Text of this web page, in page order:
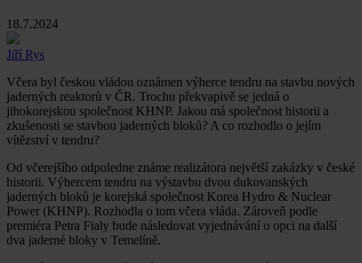
18.7.2024
Jiří Rys
Včera byl českou vládou oznámen výherce tendru na stavbu nových
jaderných reaktorů v ČR. Trochu překvapivě se jedná o
jihokorejskou společnost KHNP. Jakou má společnost historii a
zkušenosti se stavbou jaderných bloků? A co rozhodlo o jejím
vítězství v tendru?
Od včerejšího odpoledne známe realizátora největší zakázky v české
historii. Výhercem tendru na výstavbu dvou dukovanských
jaderných bloků je korejská společnost Korea Hydro & Nuclear
Power (KHNP). Rozhodla o tom včera vláda. Zároveň podle
premiéra Petra Fialy bude následovat vyjednávání o opci na další
dva jaderné bloky v Temelíně.